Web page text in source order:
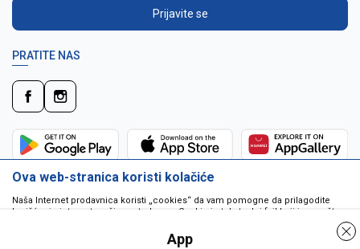
Prijavite se
PRATITE NAS
Ova web-stranica koristi kolačiće
Naša Internet prodavnica koristi „cookies“ da vam pomogne da prilagodite
korišćenje interneta vašim potrebama. Cookie je tekstualni fajl koji je smešten
da pokrenu program ili da isporuče virus vašem računaru. Cookie-i su
jedinstveno dodeljeni vama, i jedino mogu biti pročitani od strane web servera
App